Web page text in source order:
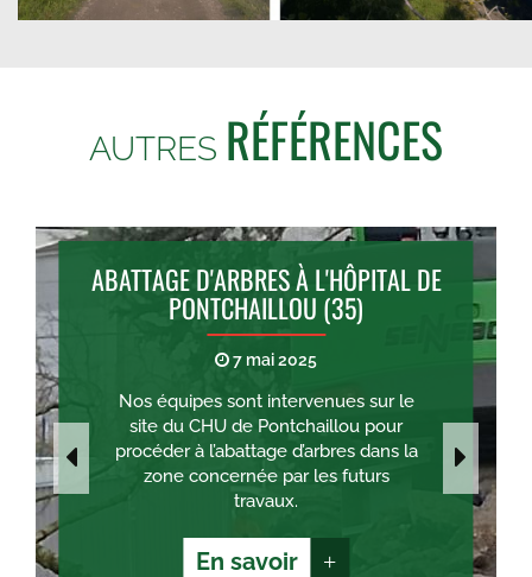
AUTRES RÉFÉRENCES
ABATTAGE D'ARBRES À L'HÔPITAL DE
PONTCHAILLOU (35)
7 mai 2025
Nos équipes sont intervenues sur le
site du CHU de Pontchaillou pour
procéder à l’abattage d’arbres dans la
zone concernée par les futurs
travaux.
En savoir +